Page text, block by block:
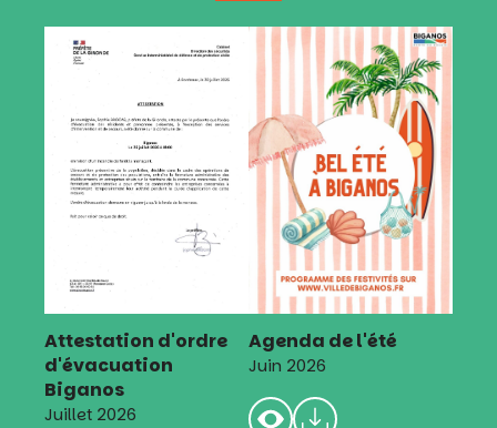
Attestation d'ordre
d'évacuation
Biganos
Juillet 2026
Agenda de l'été
Juin 2026